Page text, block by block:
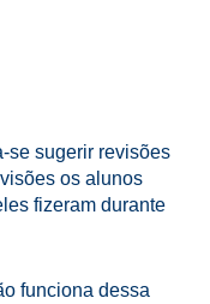
se sugerir revisões
os alunos
fizeram durante
funciona dessa